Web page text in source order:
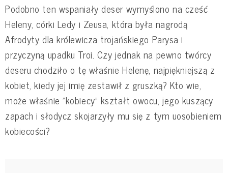
Podobno ten wspaniały deser wymyślono na cześć
Heleny, córki Ledy i Zeusa, która była nagrodą
Afrodyty dla królewicza trojańskiego Parysa i
przyczyną upadku Troi. Czy jednak na pewno twórcy
deseru chodziło o tę właśnie Helenę, najpiękniejszą z
kobiet, kiedy jej imię zestawił z gruszką? Kto wie,
może właśnie "kobiecy" kształt owocu, jego kuszący
zapach i słodycz skojarzyły mu się z tym uosobieniem
kobiecości?